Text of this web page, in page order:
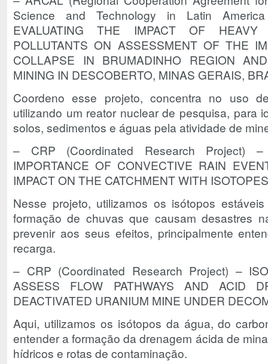
Science and Technology in Latin
EVALUATING THE IMPACT OF
POLLUTANTS ON ASSESSMENT OF THE
COLLAPSE IN BRUMADINHO REGION
MINING IN DESCOBERTO, MINAS GERAIS,
Coordeno esse projeto, concentra no uso
utilizando um reator nuclear de pesquisa, para
solos, sedimentos e águas pela atividade de
– CRP (Coordinated Research Project) –
IMPORTANCE OF CONVECTIVE RAIN
IMPACT ON THE CATCHMENT WITH ISOTOPES
Nesse projeto, utilizamos os isótopos
formação de chuvas que causam desastres
prevenir aos seus efeitos, principalmente
recarga.
– CRP (Coordinated Research Project) –
ASSESS FLOW PATHWAYS AND ACID
DEACTIVATED URANIUM MINE UNDER
Aqui, utilizamos os isótopos da água, do
entender a formação da drenagem ácida de
hídricos e rotas de contaminação.